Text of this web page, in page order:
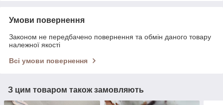
Умови повернення
Законом не передбачено повернення та обмін даного товару
належної якості
Всі умови повернення
З цим товаром також замовляють